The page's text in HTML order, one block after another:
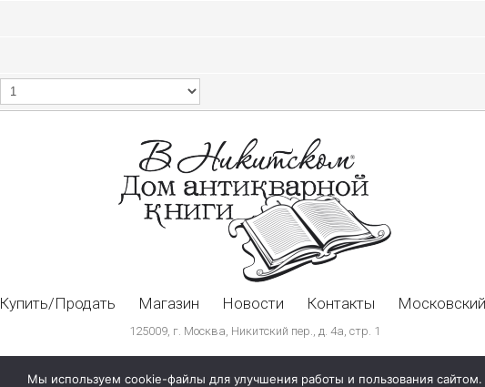
Купить/Продать Магазин Новости Контакты
125009, г. Москва, Никитский пер., д. 4а, стр. 1
Мы используем cookie-файлы для улучшения работы и пользования сайтом.